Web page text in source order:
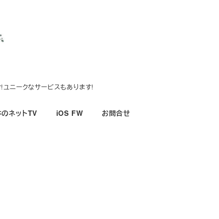
ニークなサービスもあります!
ネットTV iOS FW お問合せ